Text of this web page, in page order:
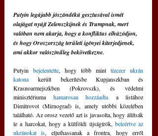
Putyin legújabb jószándékú gesztusával ismét
olajágat nyújt Zelenszkijnek és Trumpnak, mert
valóban nem akarja, hogy a konfliktus elhúzódjon,
és hogy Oroszország területi igényei kiterjedjenek,
ami akkor valószínűleg bekövetkezne.
Putyin bejelentette, hogy több mint tízezer ukrán
katona került bekerítésbe Kupjanszkban és
Krasnoarmejszkben (Pokrovszk), és védelmi
minisztériuma hamarosan hozzáadta a listához
Dimitrovot (Mirnograd) is, amely utóbbi közelében
található. Az orosz vezető azt is javasolta, hogy állítsák
le a harcokat, hogy a külföldi újságírók, beleértve az
ukránokat is, eljuthassanak a frontra, hogy erről